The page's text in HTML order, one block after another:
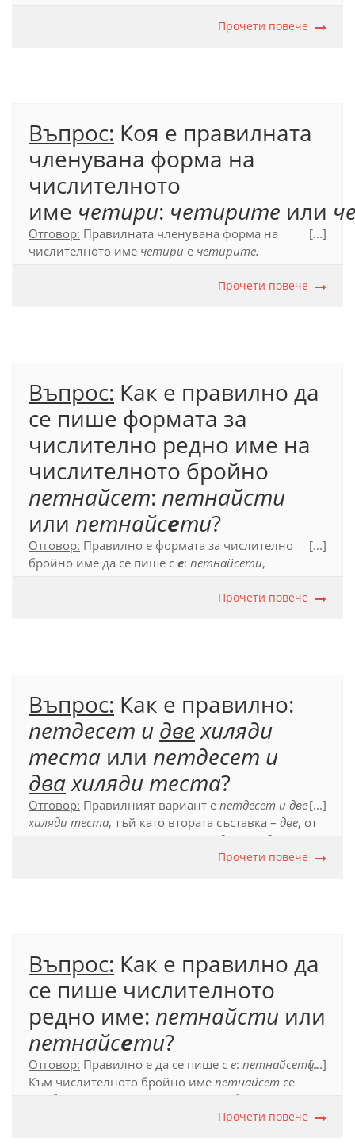
Прочети повече
Въпрос: Коя е правилната
членувана форма на
числителното
име четири: четирите или
Отговор: Правилната членувана форма на
числителното име четири е четирите.
Официален правописен речник (2012), с. 661.
[...]
Прочети повече
Въпрос: Как е правилно да
се пише формата за
числително редно име на
числителното бройно
петнайсет: петнайсти
или петнайсети?
Отговор: Правилно е формата за числително
бройно име да се пише с е: петнайсети,
[...]
Прочети повече
Въпрос: Как е правилно:
петдесет и двехиляди
теста или петдесет и
двахиляди теста?
Отговор: Правилният вариант е петдесет и две
хиляди теста, тъй като втората съставка – две, от
петдесет и две
, която е от женски род,
[...]
Прочети повече
Въпрос: Как е правилно да
се пише числителното
редно име: петнайсти или
петнайсети?
Отговор: Правилно е да се пише с е: петнайсети.
Към числителното бройно име петнайсет се
прибавя окончанието -и, за да се образува
петнайсети, например
[...]
Прочети повече